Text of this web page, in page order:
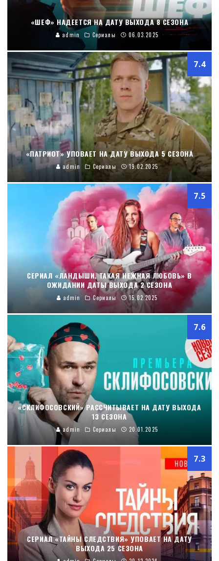
«ШЕФ» НАДЕЕТСЯ НА ДАТУ ВЫХОДА 8 СЕЗОНА
admin Сериалы 06.03.2025
7.4
«ПАТРИОТ» УПОВАЕТ НА ДАТУ ВЫХОДА 5 СЕЗОНА
admin Сериалы 19.02.2025
7.5
СЕРИАЛ «ЛАНДЫШИ. ТАКАЯ НЕЖНАЯ ЛЮБОВЬ» В
ОЖИДАНИИ ДАТЫ ВЫХОДА 2 СЕЗОНА
admin Сериалы 15.02.2025
7.6
«СКЛИФОСОВСКИЙ» РАССЧИТЫВАЕТ НА ДАТУ ВЫХОДА
13 СЕЗОНА
admin Сериалы 20.01.2025
7.3
СЕРИАЛ «ТАЙНЫ СЛЕДСТВИЯ» УПОВАЕТ НА ДАТУ
ВЫХОДА 25 СЕЗОНА